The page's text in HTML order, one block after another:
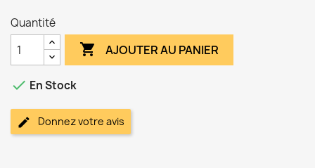
Quantité
 AJOUTER AU PANIER
 En Stock
Donnez votre avis